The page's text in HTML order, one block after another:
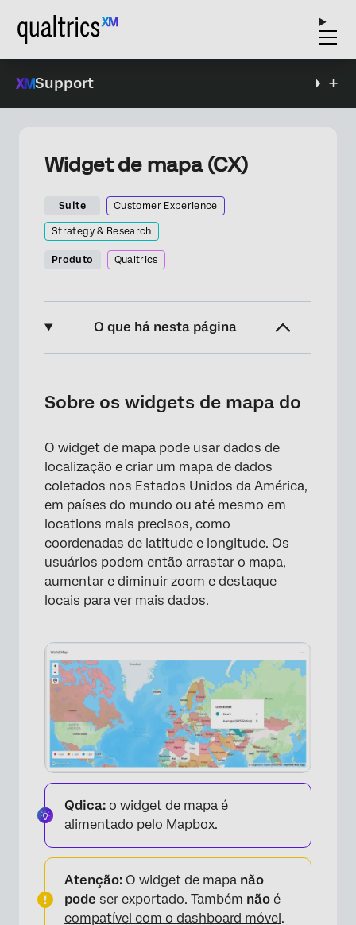
Support
Widget de mapa (CX)
Suite Customer Experience
Strategy & Research
Produto Qualtrics
O que há nesta página
Tipos de painéis compatíveis
Configuração básica Widget
Opções de exibição
Mapeamento de nomes de locais para
coordenadas
Limitação de exibições do Widget de mapa
Widget de visualização de mapa legado
Sobre os widgets de mapa do
O widget de mapa pode usar dados de
localização e criar um mapa de dados
coletados nos Estados Unidos da América,
em países do mundo ou até mesmo em
locations mais precisos, como
coordenadas de latitude e longitude. Os
usuários podem então arrastar o mapa,
aumentar e diminuir zoom e destaque
locais para ver mais dados.
Qdica: o widget de mapa é
alimentado pelo Mapbox.
Atenção: O widget de mapa não
pode ser exportado. Também não é
compatível com o dashboard móvel.